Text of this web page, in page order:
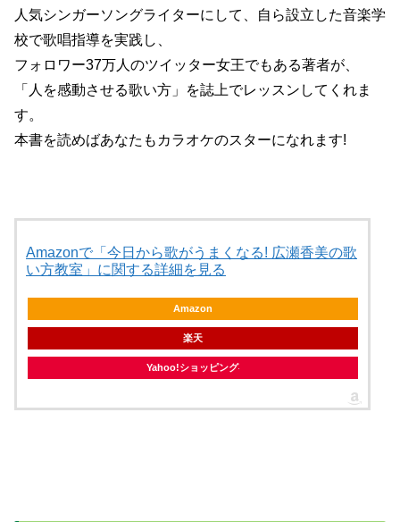
人気シンガーソングライターにして、自ら設立した音楽学
校で歌唱指導を実践し、
フォロワー37万人のツイッター女王でもある著者が、
「人を感動させる歌い方」を誌上でレッスンしてくれま
す。
本書を読めばあなたもカラオケのスターになれます!
Amazonで「今日から歌がうまくなる! 広瀬香美の歌
い方教室」に関する詳細を見る
Amazon
楽天
Yahoo!ショッピング